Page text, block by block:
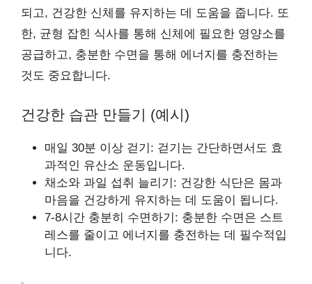
되고, 건강한 신체를 유지하는 데 도움을 줍니다. 또
한, 균형 잡힌 식사를 통해 신체에 필요한 영양소를
공급하고, 충분한 수면을 통해 에너지를 충전하는
것도 중요합니다.
건강한 습관 만들기 (예시)
매일 30분 이상 걷기: 걷기는 간단하면서도 효
과적인 유산소 운동입니다.
채소와 과일 섭취 늘리기: 건강한 식단은 몸과
마음을 건강하게 유지하는 데 도움이 됩니다.
7-8시간 충분히 수면하기: 충분한 수면은 스트
레스를 줄이고 에너지를 충전하는 데 필수적입
니다.